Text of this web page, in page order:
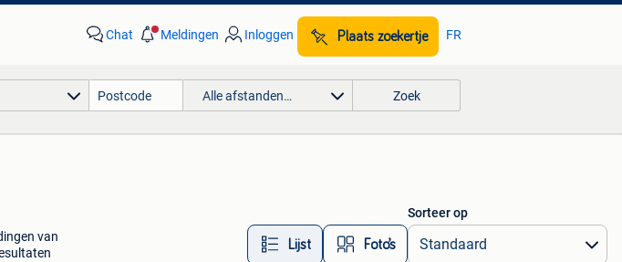
Chat Meldingen Inloggen Plaats zoekertje FR
Alle afstanden… Zoek
van
Lijst Foto’s
Sorteer op